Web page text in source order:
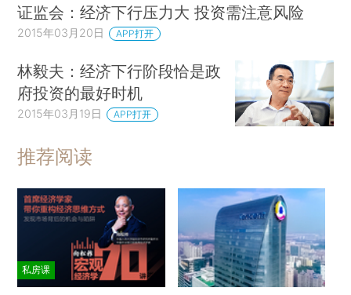
证监会：经济下行压力大 投资需注意风险
2015年03月20日 APP打开
林毅夫：经济下行阶段恰是政
府投资的最好时机
2015年03月19日 APP打开
推荐阅读
私房课